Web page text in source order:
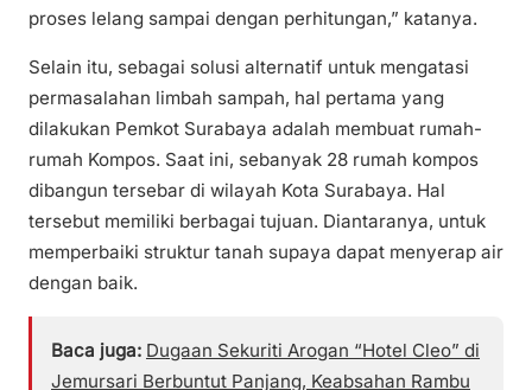
proses lelang sampai dengan perhitungan,” katanya.
Selain itu, sebagai solusi alternatif untuk mengatasi
permasalahan limbah sampah, hal pertama yang
dilakukan Pemkot Surabaya adalah membuat rumah-
rumah Kompos. Saat ini, sebanyak 28 rumah kompos
dibangun tersebar di wilayah Kota Surabaya. Hal
tersebut memiliki berbagai tujuan. Diantaranya, untuk
memperbaiki struktur tanah supaya dapat menyerap air
dengan baik.
Baca juga: Dugaan Sekuriti Arogan “Hotel Cleo” di
Jemursari Berbuntut Panjang, Keabsahan Rambu